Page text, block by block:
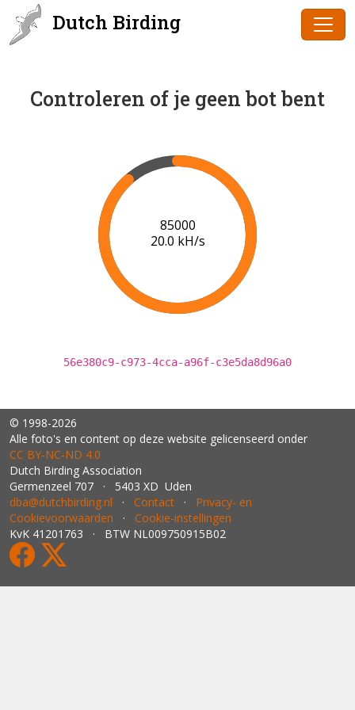
Dutch Birding
Controleren of je geen bot bent
87000
20.1 kH/s
56e380c9-c973-4cca-a96f-c3e5da8d96a0
© 1998-2026
Alle foto's en content op deze website gelicenseerd onder
CC BY‑NC‑ND 4.0
Dutch Birding Association
Germenzeel 707 · 5403 XD Uden
dba@dutchbirding.nl · Contact · Privacy- en
Cookievoorwaarden · Cookie-instellingen
KvK 41201763 · BTW NL009750915B02